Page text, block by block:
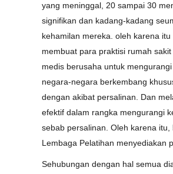
yang meninggal, 20 sampai 30
signifikan dan kadang-kadang
kehamilan mereka. oleh karena itu
membuat para praktisi rumah
medis berusaha untuk
negara-negara berkembang
dengan akibat persalinan. Dan
efektif dalam rangka mengurangi
sebab persalinan. Oleh karena itu,
Lembaga Pelatihan menyediakan
Sehubungan dengan hal semua